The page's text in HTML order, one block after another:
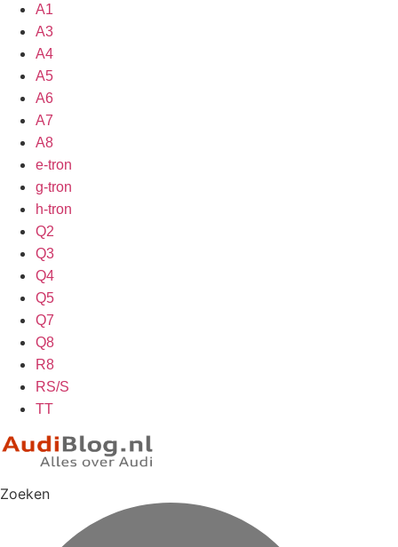
A1
A3
A4
A5
A6
A7
A8
e-tron
g-tron
h-tron
Q2
Q3
Q4
Q5
Q7
Q8
R8
RS/S
TT
Zoeken